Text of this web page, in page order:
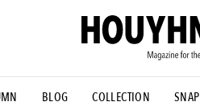
BLOG COLLECTION SNAP
#古着サミット #NEW VINTAGE